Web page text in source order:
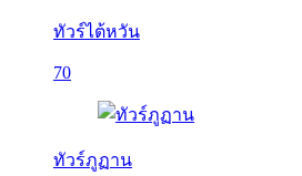
ทัวร์ไต้หวัน
70
ทัวร์ภูฏาน